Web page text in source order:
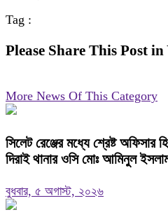
Tag :
Please Share This Post
More News Of This Category
সিলেট রেঞ্জের মধ্যে শ্রেষ্ট অফিসার
দিরাই থানার ওসি মোঃ আমিনুল
বুধবার, ৫ অগাস্ট, ২০২৬